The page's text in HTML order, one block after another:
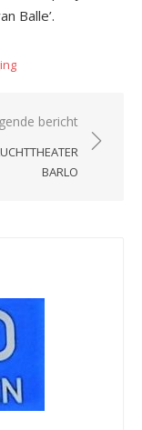
Balle’.
bericht
BARLO